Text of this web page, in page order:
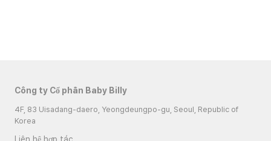
Công ty Cổ phần Baby Billy
4F, 83 Uisadang-daero, Yeongdeungpo-gu, Seoul, Republic of
Korea